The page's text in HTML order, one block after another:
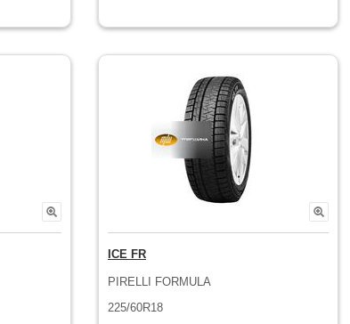
ICE FR
PIRELLI FORMULA
225/60R18